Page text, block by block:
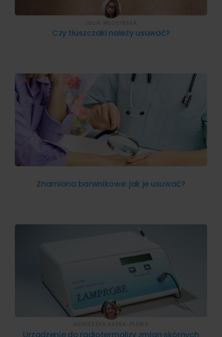
Czy tłuszczaki należy usuwać?
JULIA WŁOSIŃSKA
Znamiona barwnikowe: jak je usuwać?
Urządzenie do radiotermolizy zmian skórnych
AGNIESZKA KAPKA-PLEWA